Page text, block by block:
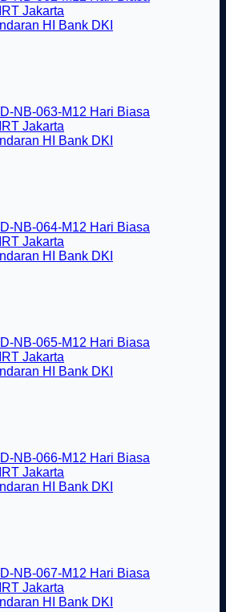
Jakarta
HI Bank DKI
NB-063-M12 Hari Biasa
Jakarta
HI Bank DKI
NB-064-M12 Hari Biasa
Jakarta
HI Bank DKI
NB-065-M12 Hari Biasa
Jakarta
HI Bank DKI
NB-066-M12 Hari Biasa
Jakarta
HI Bank DKI
NB-067-M12 Hari Biasa
Jakarta
HI Bank DKI